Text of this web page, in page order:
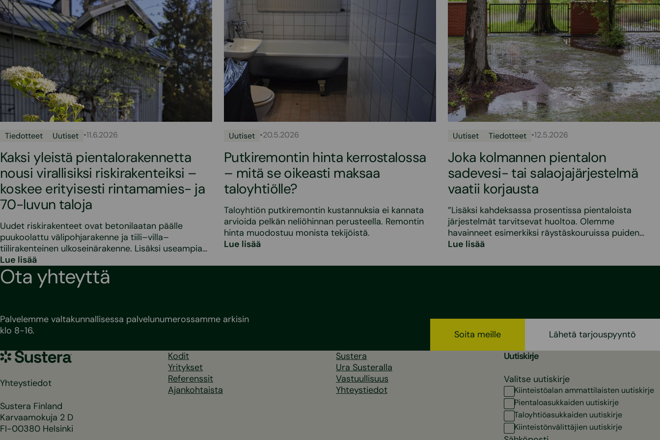
Tiedotteet Uutiset •11.6.2026
Kaksi yleistä pientalorakennetta
nousi virallisiksi riskirakenteiksi –
koskee erityisesti rintamamies- ja
70-luvun taloja
Uudet riskirakenteet ovat betonilaatan päälle
puukoolattu välipohjarakenne ja tiili–villa–
tiilirakenteinen ulkoseinärakenne. Lisäksi useampia…
Lue lisää
Uutiset •20.5.2026
Putkiremontin hinta kerrostalossa
– mitä se oikeasti maksaa
taloyhtiölle?
Taloyhtiön putkiremontin kustannuksia ei kannata
arvioida pelkän neliöhinnan perusteella. Remontin
hinta muodostuu monista tekijöistä.
Lue lisää
Uutiset Tiedotteet •12.5.2026
Joka kolmannen pientalon
sadevesi- tai salaojajärjestelmä
vaatii korjausta
”Lisäksi kahdeksassa prosentissa pientaloista
järjestelmät tarvitsevat huoltoa. Olemme
havainneet esimerkiksi räystäskouruissa puiden…
Lue lisää
Ota yhteyttä
Palvelemme valtakunnallisessa palvelunumerossamme arkisin
klo 8-16.
Soita meille
Lähetä tarjouspyyntö
Sustera
Yhteystiedot
Sustera Finland
Karvaamokuja 2 D
FI-00380 Helsinki
Kodit
Yritykset
Referenssit
Ajankohtaista
Sustera
Ura Susteralla
Vastuullisuus
Yhteystiedot
Uutiskirje
Valitse uutiskirje
Kiinteistöalan ammattilaisten uutiskirje
Pientaloasukkaiden uutiskirje
Taloyhtiöasukkaiden uutiskirje
Kiinteistönvälittäjien uutiskirje